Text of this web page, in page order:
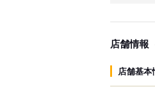
店舗情報
店舗基本